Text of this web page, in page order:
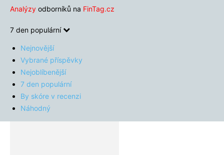
Analýzy odborníků na FinTag.cz
7 den populární
Nejnovější
Vybrané příspěvky
Nejoblíbenější
7 den populární
By skóre v recenzi
Náhodný